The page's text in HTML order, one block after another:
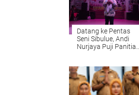
Datang ke Pentas
Seni Sibulue, Andi
Nurjaya Puji Panitia